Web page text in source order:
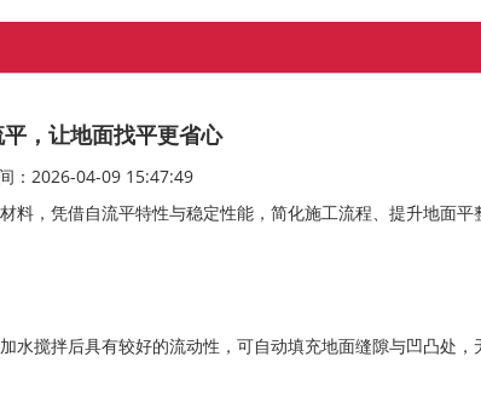
，让地面找平更省心
：2026-04-09 15:47:49
，凭借自流平特性与稳定性能，简化施工流程、提升地面
搅拌后具有较好的流动性，可自动填充地面缝隙与凹凸处